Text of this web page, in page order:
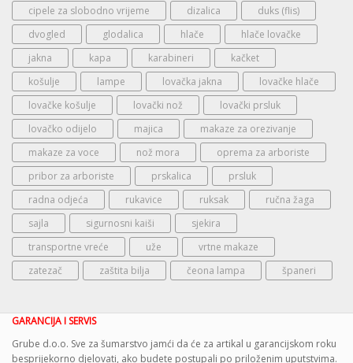
cipele za slobodno vrijeme
dizalica
duks (flis)
dvogled
glodalica hlače
hlače lovačke
jakna
kapa karabineri
kačket
košulje
lampe lovačka jakna
lovačke hlače
lovačke košulje
lovački nož
lovački prsluk
lovačko odijelo
majica
makaze za orezivanje
makaze za voce
nož mora
oprema za arboriste
pribor za arboriste
prskalica
prsluk
radna odjeća
rukavice ruksak
ručna žaga
sajla
sigurnosni kaiši
sjekira
transportne vreće
uže
vrtne makaze
zatezač
zaštita bilja čeona lampa španeri
GARANCIJA I SERVIS
Grube d.o.o. Sve za šumarstvo jamći da će za artikal u garancijskom roku
besprijekorno djelovati, ako budete postupali po priloženim uputstvima.